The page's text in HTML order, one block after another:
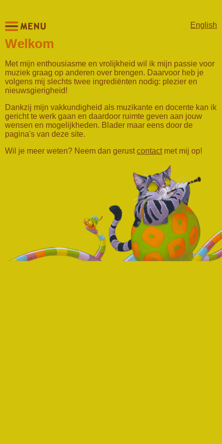
English
Welkom
Met mijn enthousiasme en vrolijkheid wil ik mijn passie voor
muziek graag op anderen over brengen. Daarvoor heb je
volgens mij slechts twee ingrediënten nodig: plezier en
nieuwsgierigheid!
Dankzij mijn vakkundigheid als muzikante en docente kan ik
gericht te werk gaan en daardoor ruimte geven aan jouw
wensen en mogelijkheden. Blader maar eens door de
pagina's van deze site.
Wil je meer weten? Neem dan gerustcontactmet mij op!